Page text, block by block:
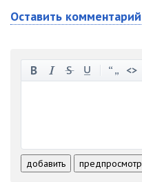
Оставить комментарий
-
-
добавить предпросмотр